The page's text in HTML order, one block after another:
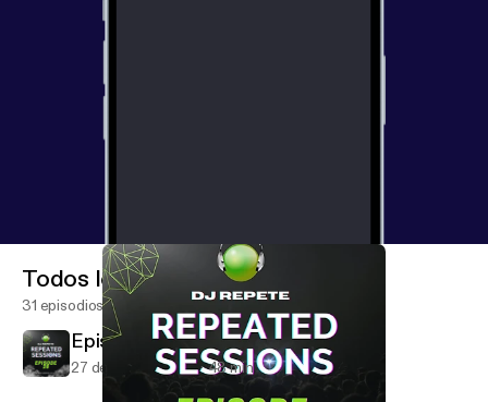
Todos los episodios
31 episodios
Episode28
27 de ene de 2024 48 min